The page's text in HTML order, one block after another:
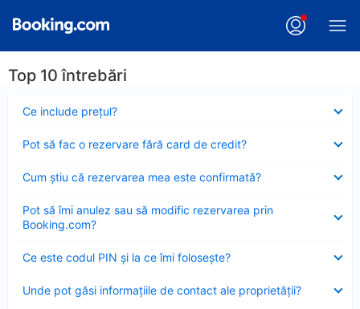
Top 10 întrebări
Ce include preţul?
închis
Pot să fac o rezervare fără card de credit?
închis
Cum ştiu că rezervarea mea este confirmată?
închis
Pot să îmi anulez sau să modific rezervarea prin
Booking.com?
închis
Ce este codul PIN şi la ce îmi foloseşte?
închis
Unde pot găsi informațiile de contact ale proprietății?
închis